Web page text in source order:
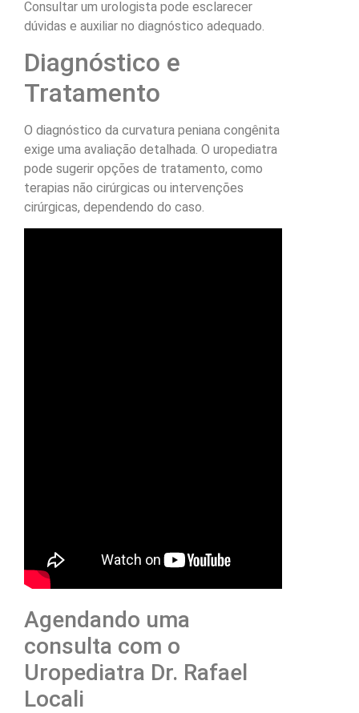
Consultar um urologista pode esclarecer
dúvidas e auxiliar no diagnóstico adequado.
Diagnóstico e
Tratamento
O diagnóstico da curvatura peniana congênita
exige uma avaliação detalhada. O uropediatra
pode sugerir opções de tratamento, como
terapias não cirúrgicas ou intervenções
cirúrgicas, dependendo do caso.
Agendando uma
consulta com o
Uropediatra Dr. Rafael
Locali